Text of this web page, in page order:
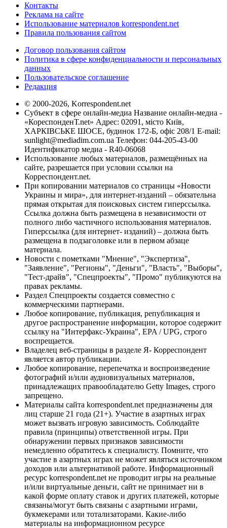
Контакты
Реклама на сайте
Использование материалов korrespondent.net
Правила пользования сайтом
Договор пользования сайтом
Политика в сфере конфиденциальности и персональных
данных
Пользовательское соглашение
Редакция
© 2000-2026, Korrespondent.net
Субъект в сфере онлайн-медиа Название онлайн-медиа -
«КореспонденТ.net» Адрес: 02091, місто Київ,
ХАРКІВСЬКЕ ШОСЕ, будинок 172-Б, офіс 208/1 E-mail:
sunlight@mediadim.com.ua Телефон: 044-205-43-00
Идентификатор медиа - R40-06068
Использование любых материалов, размещённых на
сайте, разрешается при условии ссылки на
Корреспондент.net.
При копировании материалов со страницы «Новости
Украины и мира», для интернет-изданий – обязательна
прямая открытая для поисковых систем гиперссылка.
Ссылка должна быть размещена в независимости от
полного либо частичного использования материалов.
Гиперссылка (для интернет- изданий) – должна быть
размещена в подзаголовке или в первом абзаце
материала.
Новости с пометками "Мнение", "Экспертиза",
"Заявление", "Регионы", "Деньги", "Власть", "Выборы",
"Тест-драйв", "Спецпроекты", "Промо" публикуются на
правах рекламы.
Раздел Спецпроекты создается совместно с
коммерческими партнерами.
Любое копирование, публикация, републикация и
другое распространение информации, которое содержит
ссылку на "Интерфакс-Украина", EPA / UPG, строго
воспрещается.
Владелец веб-страницы в разделе Я- Корреспондент
является автор публикации.
Любое копирование, перепечатка и воспроизведение
фотографий и/или аудиовизуальных материалов,
принадлежащих правообладателю Getty Images, строго
запрещено.
Материалы сайта korrespondent.net предназначены для
лиц старше 21 года (21+). Участие в азартных играх
может вызвать игровую зависимость. Соблюдайте
правила (принципы) ответственной игры. При
обнаружении первых признаков зависимости
немедленно обратитесь к специалисту. Помните, что
участие в азартных играх не может являться источником
доходов или альтернативой работе. Информационный
ресурс korrespondent.net не проводит игры на реальные
и/или виртуальные деньги, сайт не принимает ни в
какой форме оплату ставок и других платежей, которые
связаны/могут быть связаны с азартными играми,
букмекерами или тотализаторами. Какие-либо
материалы на информационном ресурсе